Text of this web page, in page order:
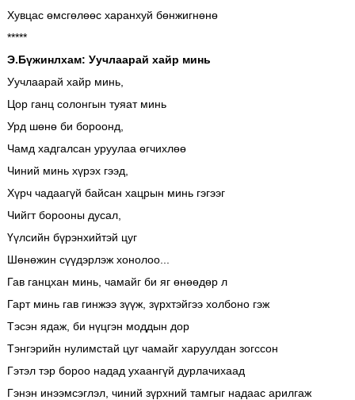
Хувцас өмсгөлөөс харанхуй бөнжигнөнө
*****
Э.Бүжинлхам: Уучлаарай хайр минь
Уучлаарай хайр минь,
Цор ганц солонгын туяат минь
Урд шөнө би бороонд,
Чамд хадгалсан уруулаа өгчихлөө
Чиний минь хүрэх гээд,
Хүрч чадаагүй байсан хацрын минь гэгээг
Чийгт борооны дусал,
Үүлсийн бүрэнхийтэй цуг
Шөнөжин сүүдэрлэж хонолоо...
Гав ганцхан минь, чамайг би яг өнөөдөр л
Гарт минь гав гинжээ зүүж, зүрхтэйгээ холбоно гэж
Тэсэн ядаж, би нүцгэн моддын дор
Тэнгэрийн нулимстай цуг чамайг харуулдан зогссон
Гэтэл тэр бороо надад ухаангүй дурлачихаад
Гэнэн инээмсэглэл, чиний зүрхний тамгыг надаас арилгаж